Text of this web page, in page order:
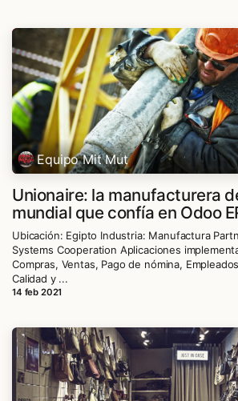
Equipo Mit Mut
Unionaire: la manufacturera
mundial que confía en Odoo
Ubicación: Egipto Industria: Manufactura
Systems Cooperation Aplicaciones
Compras, Ventas, Pago de nómina,
Calidad y ...
14 feb 2021